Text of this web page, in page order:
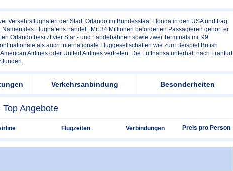
Verkehrsflughäfen der Stadt Orlando im Bundesstaat Florida in den USA und trägt
des Flughafens handelt. Mit 34 Millionen beförderten Passagieren gehört er
Orlando besitzt vier Start- und Landebahnen sowie zwei Terminals mit 99
nationale als auch internationale Fluggesellschaften wie zum Beispiel British
Airlines oder United Airlines vertreten. Die Lufthansa unterhält nach Franfurt
Verkehrsanbindung Besonderheiten
Angebote
Flugzeiten Verbindungen Preis pro Person